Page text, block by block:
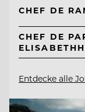
CHEF DE
CHEF DE PARTIE -
Entdecke alle